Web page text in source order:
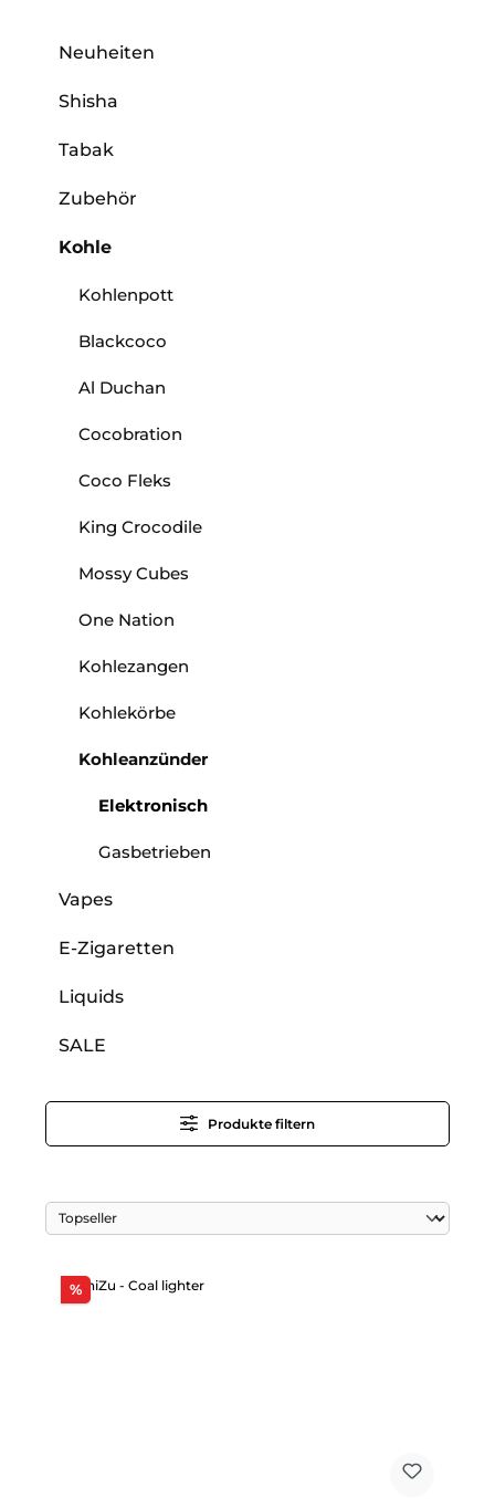
Neuheiten
Shisha
Tabak
Zubehör
Kohle
Kohlenpott
Blackcoco
Al Duchan
Cocobration
Coco Fleks
King Crocodile
Mossy Cubes
One Nation
Kohlezangen
Kohlekörbe
Kohleanzünder
Elektronisch
Gasbetrieben
Vapes
E-Zigaretten
Liquids
SALE
Produkte filtern
%Rabatt